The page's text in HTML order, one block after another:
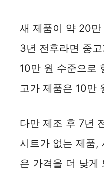
새 제품이 약 20
3년 전후라면 중
10만 원 수준으로
고가 제품은 10만
다만 제조 후 7년
시트가 없는 제품,
은 가격을 더 낮게